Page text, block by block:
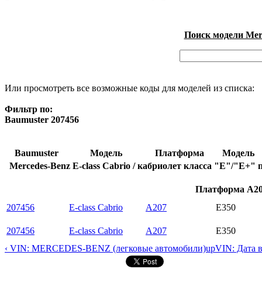
Поиск модели
Или просмотреть все возможные коды для моделей из списка:
Фильтр по:
Baumuster 207456
Baumuster Модель Платформа
Модель
Mercedes-Benz E-class Cabrio / кабриолет класса "E"/"E+"
Платформа
207456
E-class Cabrio A207 E350
207456 E-class Cabrio A207
E350
‹ VIN: MERCEDES-BENZ (легковые автомобили)upVIN: Дата